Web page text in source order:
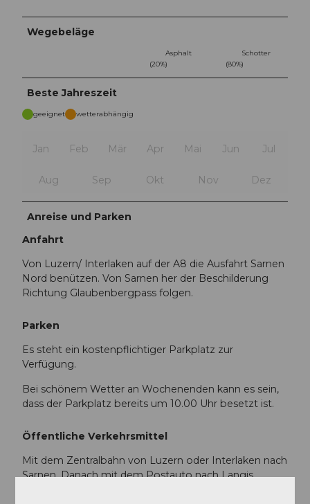
Wegebeläge
Asphalt
(20%)
Schotter
(80%)
Beste Jahreszeit
geeignet wetterabhängig
Jan Feb Mär Apr Mai Jun Jul
Aug Sep Okt Nov Dez
Anreise und Parken
Anfahrt
Von Luzern/ Interlaken auf der A8 die Ausfahrt Sarnen
Nord benützen. Von Sarnen her der Beschilderung
Richtung Glaubenbergpass folgen.
Parken
Es steht ein kostenpflichtiger Parkplatz zur
Verfügung.
Bei schönem Wetter an Wochenenden kann es sein,
dass der Parkplatz bereits um 10.00 Uhr besetzt ist.
Öffentliche Verkehrsmittel
Mit dem Zentralbahn von Luzern oder Interlaken nach
Sarnen. Danach mit dem Postauto nach Langis.